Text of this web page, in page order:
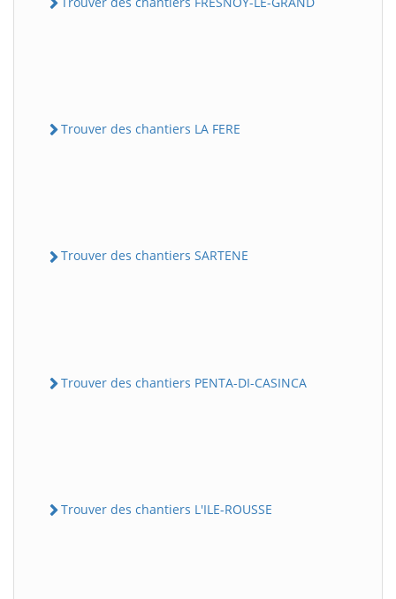
Trouver des chantiers LA FERE
Trouver des chantiers SARTENE
Trouver des chantiers PENTA-DI-CASINCA
Trouver des chantiers L'ILE-ROUSSE